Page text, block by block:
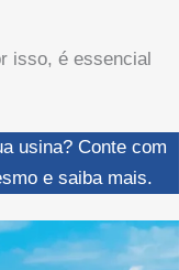
isso, é essencial
usina? Conte com
e saiba mais.